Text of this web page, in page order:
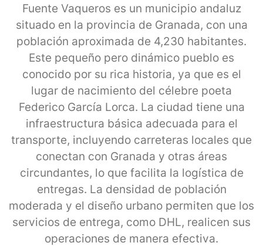
Fuente Vaqueros es un municipio andaluz
situado en la provincia de Granada, con una
población aproximada de 4,230 habitantes.
Este pequeño pero dinámico pueblo es
conocido por su rica historia, ya que es el
lugar de nacimiento del célebre poeta
Federico García Lorca. La ciudad tiene una
infraestructura básica adecuada para el
transporte, incluyendo carreteras locales que
conectan con Granada y otras áreas
circundantes, lo que facilita la logística de
entregas. La densidad de población
moderada y el diseño urbano permiten que los
servicios de entrega, como DHL, realicen sus
operaciones de manera efectiva.